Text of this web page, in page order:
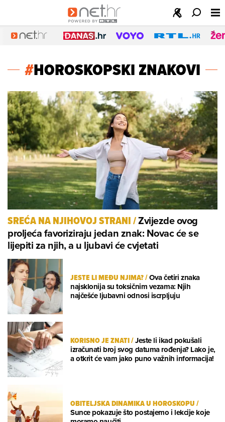
#HOROSKOPSKI ZNAKOVI
SREĆA NA NJIHOVOJ STRANI/Zvijezde ovog
proljeća favoriziraju jedan znak: Novac će se
lijepiti za njih, a u ljubavi će cvjetati
JESTE LI MEĐU NJIMA?/Ova četiri znaka
najsklonija su toksičnim vezama: Njih
najčešće ljubavni odnosi iscrpljuju
KORISNO JE ZNATI/Jeste li ikad pokušali
izračunati broj svog datuma rođenja? Lako je,
a otkrit će vam jako puno važnih informacija!
OBITELJSKA DINAMIKA U HOROSKOPU/
Sunce pokazuje što postajemo i lekcije koje